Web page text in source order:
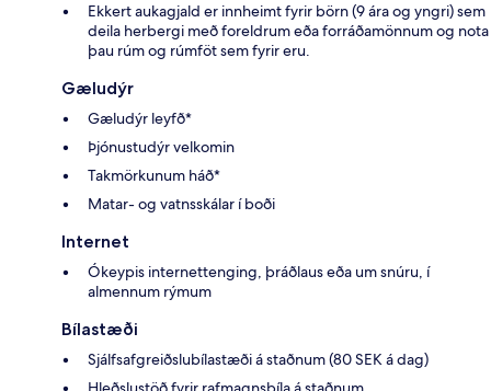
Ekkert aukagjald er innheimt fyrir börn (9 ára og yngri) sem
deila herbergi með foreldrum eða forráðamönnum og nota
þau rúm og rúmföt sem fyrir eru.
Gæludýr
Gæludýr leyfð*
Þjónustudýr velkomin
Takmörkunum háð*
Matar- og vatnsskálar í boði
Internet
Ókeypis internettenging, þráðlaus eða um snúru, í
almennum rýmum
Bílastæði
Sjálfsafgreiðslubílastæði á staðnum (80 SEK á dag)